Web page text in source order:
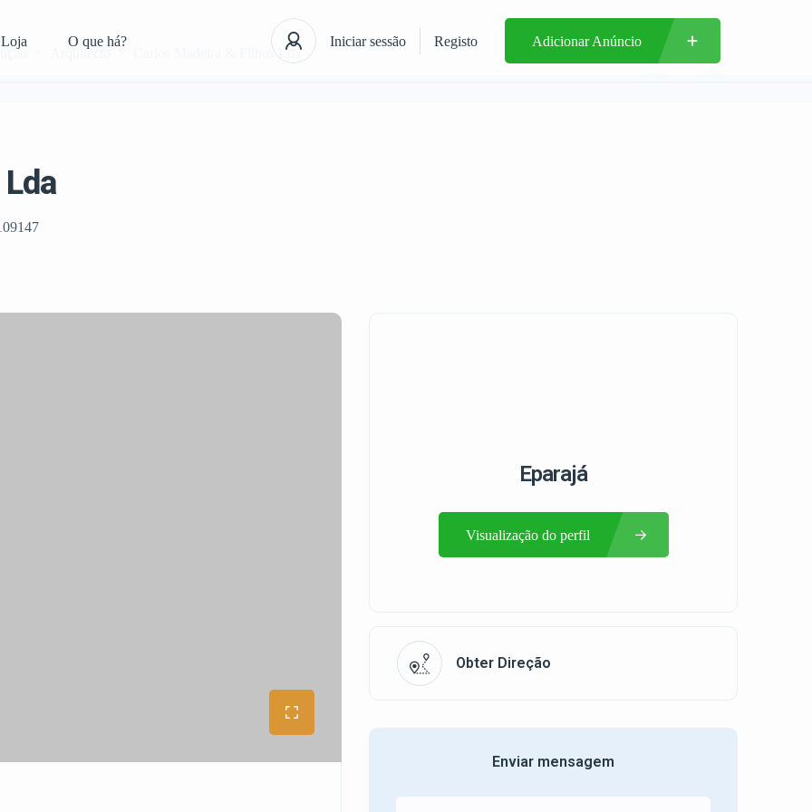
Loja O que há? Iniciar sessão Registo Adicionar Anúncio
Arquitecto Carlos Madeira & Filhos Lda
Eparajá
Visualização do perfil
Obter Direção
Enviar mensagem